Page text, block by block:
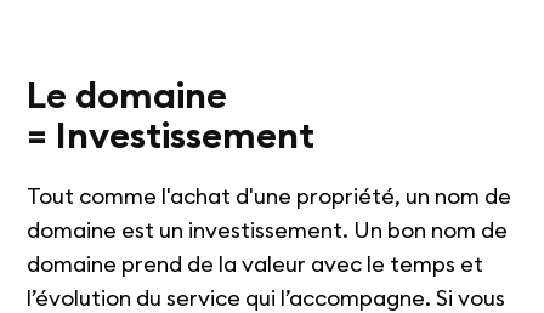
Le domaine
= Investissement
Tout comme l'achat d'une propriété, un nom de
domaine est un investissement. Un bon nom de
domaine prend de la valeur avec le temps et
l’évolution du service qui l’accompagne. Si vous